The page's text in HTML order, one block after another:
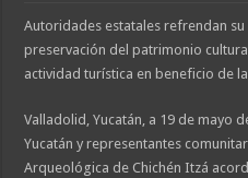
Autoridades estatales refrendan
preservación del patrimonio
actividad turística en beneficio de
Valladolid, Yucatán, a 19 de mayo
Yucatán y representantes
Arqueológica de Chichén Itzá